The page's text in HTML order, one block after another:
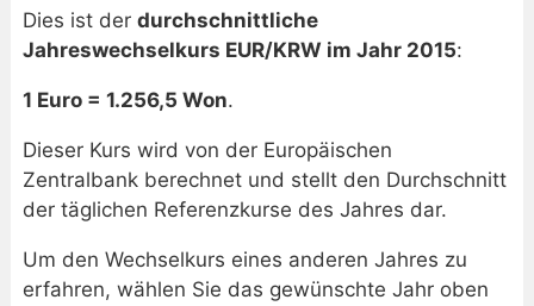
Dies ist der durchschnittliche
Jahreswechselkurs EUR/KRW im Jahr 2015:
1 Euro = 1.256,5 Won.
Dieser Kurs wird von der Europäischen
Zentralbank berechnet und stellt den Durchschnitt
der täglichen Referenzkurse des Jahres dar.
Um den Wechselkurs eines anderen Jahres zu
erfahren, wählen Sie das gewünschte Jahr oben